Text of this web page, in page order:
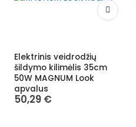
Elektrinis veidrodžių
šildymo kilimėlis 35cm
50W MAGNUM Look
apvalus
50,29 €